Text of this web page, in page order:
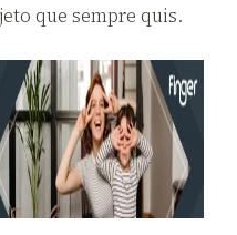
que sempre quis.